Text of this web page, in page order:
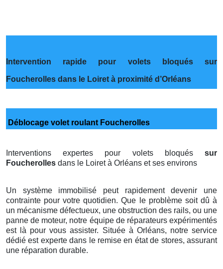
Intervention rapide pour volets bloqués sur
Foucherolles dans le Loiret à proximité d’Orléans
Déblocage volet roulant Foucherolles
Interventions expertes pour volets bloqués sur
Foucherolles dans le Loiret à Orléans et ses environs
Un système immobilisé peut rapidement devenir une
contrainte pour votre quotidien. Que le problème soit dû à
un mécanisme défectueux, une obstruction des rails, ou une
panne de moteur, notre équipe de réparateurs expérimentés
est là pour vous assister. Située à Orléans, notre service
dédié est experte dans le remise en état de stores, assurant
une réparation durable.